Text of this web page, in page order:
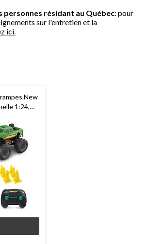
personnes résidant au Québec: pour
sur l'entretien et la
ici.
New
1:24,